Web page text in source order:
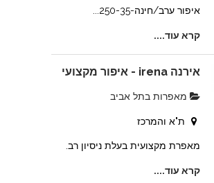
איפור ערב/חינה-250-35...
קרא עוד....
אירנה irena - איפור מקצועי
מאפרות בתל אביב
ת"א והמרכז
מאפרת מקצועית בעלת ניסיון רב.
קרא עוד....